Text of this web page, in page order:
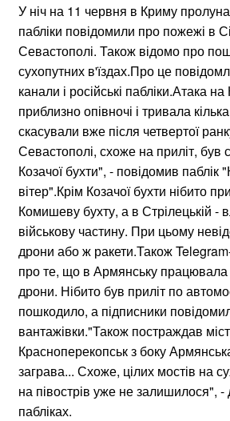
У ніч на 11 червня в Криму
пабліки повідомили про пожежі в
Севастополі. Також відомо про
сухопутних в'їздах.Про це
канали і російські пабліки.Атака
приблизно опівночі і тривала
скасували вже після четвертої
Севастополі, схоже на приліт, був
Козачої бухти", - повідомив паблік
вітер".Крім Козачої бухти нібито
Комишеву бухту, а в Стрілецькій -
військову частину. При цьому
дрони або ж ракети.Також
про те, що в Армянську
дрони. Нібито був приліт по
пошкодило, а підписники
вантажівки."Також постраждав міст
Красноперекопськ з боку
заграва... Схоже, цілих мостів на
на півострів уже не залишилося",
пабліках.